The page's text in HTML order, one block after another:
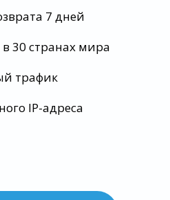
7 дней
в 30 странах мира
трафик
IP-адреса